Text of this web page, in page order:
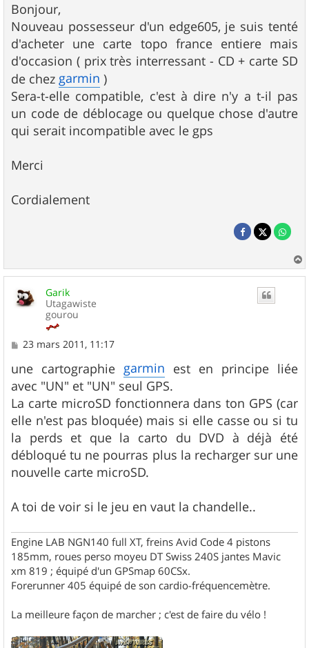
s
s
a
g
e
Bonjour,
Nouveau possesseur d'un edge605, je suis tenté
d'acheter une carte topo france entiere mais
d'occasion ( prix très interressant - CD + carte SD
de chez garmin )
Sera-t-elle compatible, c'est à dire n'y a t-il pas
un code de déblocage ou quelque chose d'autre
qui serait incompatible avec le gps
Merci
Cordialement
a
Garik
Utagawiste
gourou
M
s
s
a
g
e
23 mars 2011, 11:17
une cartographie garmin est en principe liée
avec "UN" et "UN" seul GPS.
La carte microSD fonctionnera dans ton GPS (car
elle n'est pas bloquée) mais si elle casse ou si tu
la perds et que la carto du DVD à déjà été
débloqué tu ne pourras plus la recharger sur une
nouvelle carte microSD.
A toi de voir si le jeu en vaut la chandelle..
Engine LAB NGN140 full XT, freins Avid Code 4 pistons
185mm, roues perso moyeu DT Swiss 240S jantes Mavic
xm 819 ; équipé d'un GPSmap 60CSx.
Forerunner 405 équipé de son cardio-fréquencemètre.
La meilleure façon de marcher ; c'est de faire du vélo !